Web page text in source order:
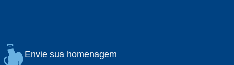
Envie sua homenagem